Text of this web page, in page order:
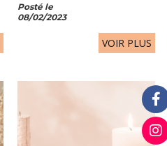
recyclés, parfaits pour créer une
ambiance bohème et
romantique, surtout pour la
Posté le
08/02/2023
VOIR PLUS